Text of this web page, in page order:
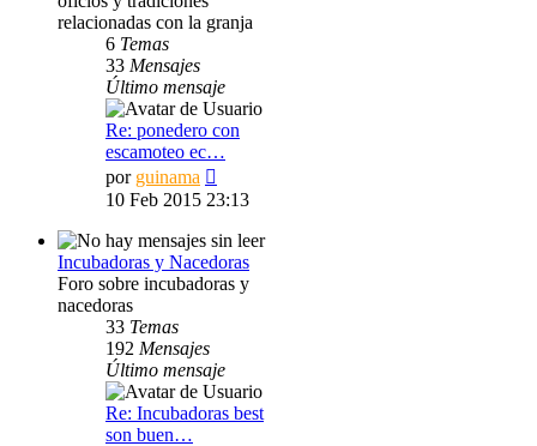
relacionadas con la granja
6 Temas
33 Mensajes
Último mensaje
Re: ponedero con
escamoteo ec…
por guinama
último
10 Feb 2015 23:13
Incubadoras y Nacedoras
Foro sobre incubadoras y
nacedoras
33 Temas
192 Mensajes
Último mensaje
Re: Incubadoras best
son buen…